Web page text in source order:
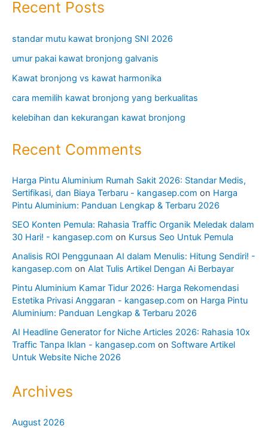
Recent Posts
standar mutu kawat bronjong SNI 2026
umur pakai kawat bronjong galvanis
Kawat bronjong vs kawat harmonika
cara memilih kawat bronjong yang berkualitas
kelebihan dan kekurangan kawat bronjong
Recent Comments
Harga Pintu Aluminium Rumah Sakit 2026: Standar Medis,
Sertifikasi, dan Biaya Terbaru - kangasep.com on Harga
Pintu Aluminium: Panduan Lengkap & Terbaru 2026
SEO Konten Pemula: Rahasia Traffic Organik Meledak dalam
30 Hari! - kangasep.com on Kursus Seo Untuk Pemula
Analisis ROI Penggunaan AI dalam Menulis: Hitung Sendiri! -
kangasep.com on Alat Tulis Artikel Dengan Ai Berbayar
Pintu Aluminium Kamar Tidur 2026: Harga Rekomendasi
Estetika Privasi Anggaran - kangasep.com on Harga Pintu
Aluminium: Panduan Lengkap & Terbaru 2026
AI Headline Generator for Niche Articles 2026: Rahasia 10x
Traffic Tanpa Iklan - kangasep.com on Software Artikel
Untuk Website Niche 2026
Archives
August 2026